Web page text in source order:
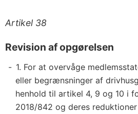
Artikel 38
Revision af opgørelsen
1. For at overvåge
eller begrænsninger af
henhold til artikel 4, 9 og 10 i
2018/842 og deres